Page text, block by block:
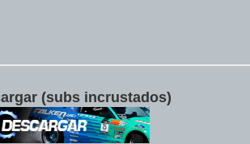
(subs incrustados)